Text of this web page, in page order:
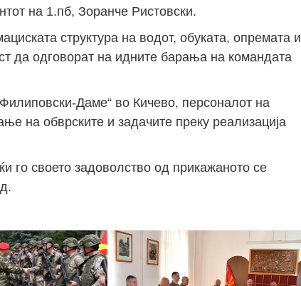
на 1.пб, Зоранче Ристовски.
структура на водот, обуката, опремата и
да одговорат на идните барања на командата
Даме“ во Кичево, персоналот на
на обврските и задачите преку реализација
го своето задоволство од прикажаното се